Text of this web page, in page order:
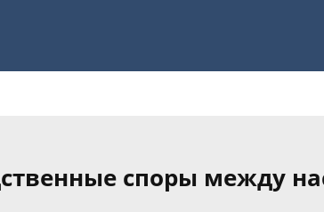
споры между